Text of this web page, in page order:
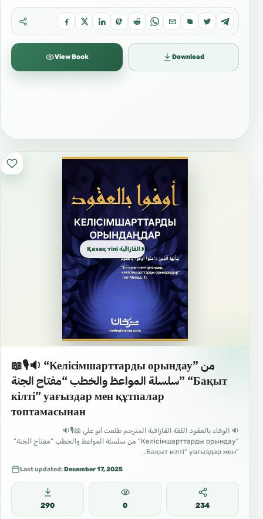
View Book Download
Қазақ тілі القازاقية Kazakh
📖🎙🔉 “Келісімшарттарды орындау” من
سلسلة المواعظ والخطب “مفتاح الجنة” “Бақыт
кілті” уағыздар мен құтпалар
топтамасынан
🔉 الوفاء بالعقود اللغة القازاقية المترجم طلعت أبو علي 📖🎙🔉
“Келісімшарттарды орындау” من سلسلة المواعظ والخطب “مفتاح الجنة”
“Бақыт кілті” уағыздар мен…
Last updated:December 17, 2025
290 0 234